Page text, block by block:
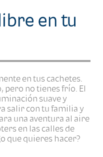
en tu
en tus cachetes.
pero no tienes frío. El
suave y
salir con tu familia y
una aventura al aire
en las calles de
que quieres hacer?